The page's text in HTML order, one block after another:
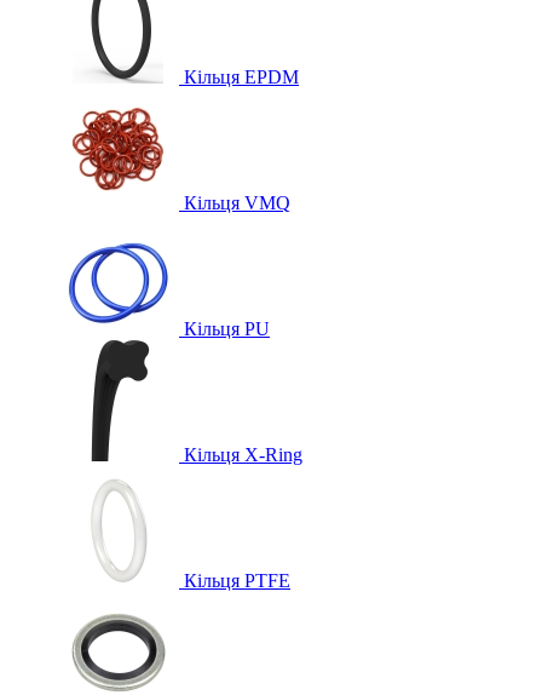
Кільця EPDM
Кільця VMQ
Кільця PU
Кільця X-Ring
Кільця PTFE